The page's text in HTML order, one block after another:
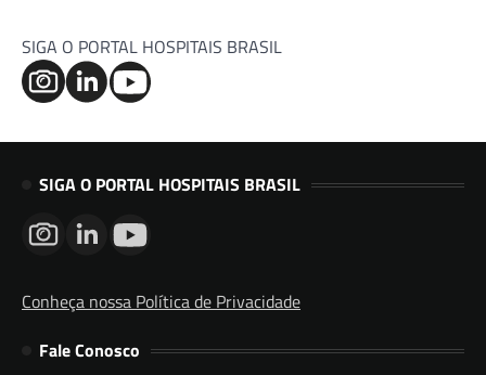
SIGA O PORTAL HOSPITAIS BRASIL
SIGA O PORTAL HOSPITAIS BRASIL
Conheça nossa Política de Privacidade
Fale Conosco